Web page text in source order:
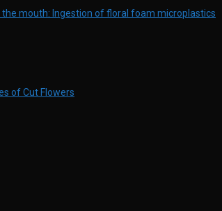
the mouth: Ingestion of floral foam microplastics
of Cut Flowers